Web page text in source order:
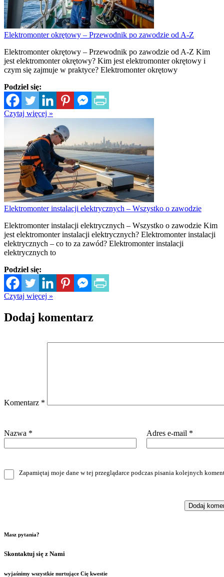
Elektromonter okrętowy – Przewodnik po zawodzie od A-Z
Elektromonter okrętowy – Przewodnik po zawodzie od A-Z Kim
jest elektromonter okrętowy? Kim jest elektromonter okrętowy i
czym się zajmuje w praktyce? Elektromonter okrętowy
Podziel się:
Czytaj więcej »
Elektromonter instalacji elektrycznych – Wszystko o zawodzie
Elektromonter instalacji elektrycznych – Wszystko o zawodzie Kim
jest elektromonter instalacji elektrycznych? Elektromonter instalacji
elektrycznych – co to za zawód? Elektromonter instalacji
elektrycznych to
Podziel się:
Czytaj więcej »
Dodaj komentarz
Komentarz *
Nazwa * Adres e-mail *
Zapamiętaj moje dane w tej przeglądarce podczas pisania kolejnych
Masz pytania?
Skontaktuj się z Nami
wyjaśnimy wszystkie nurtujące Cię kwestie